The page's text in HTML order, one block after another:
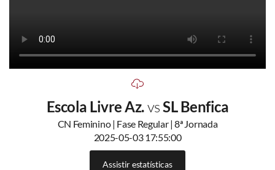
Escola Livre Az.vsSL Benfica
CN Feminino | Fase Regular | 8ª Jornada
2025-05-03 17:55:00
Assistir estatísticas